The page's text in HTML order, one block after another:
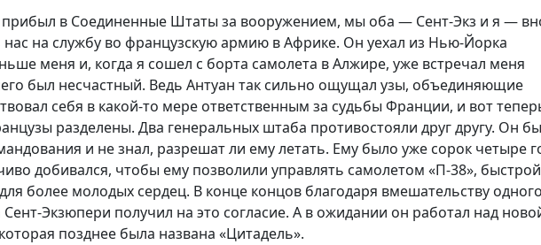
прибыл в Соединенные Штаты за вооружением, мы оба — Сент-Экз и я —
нас на службу во французскую армию в Африке. Он уехал из Нью-Йорка
меня и, когда я сошел с борта самолета в Алжире, уже встречал меня
был несчастный. Ведь Антуан так сильно ощущал узы, объединяющие
себя в какой-то мере ответственным за судьбы Франции, и вот
разделены. Два генеральных штаба противостояли друг другу. Он
и не знал, разрешат ли ему летать. Ему было уже сорок четыре
добивался, чтобы ему позволили управлять самолетом «П-38», быстрой
более молодых сердец. В конце концов благодаря вмешательству одного
Сент-Экзюпери получил на это согласие. А в ожидании он работал над
позднее была названа «Цитадель».